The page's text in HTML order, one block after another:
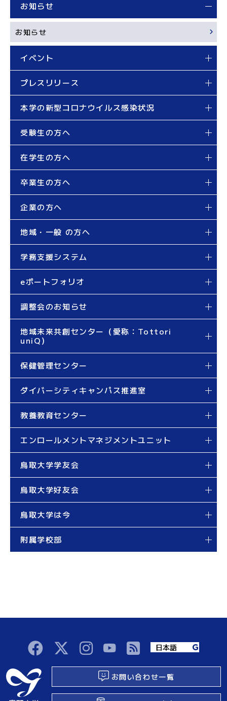
お知らせ
お知らせ
イベント
プレスリリース
本学の新型コロナウイルス感染状況
受験生の方へ
在学生の方へ
卒業生の方へ
企業の方へ
地域・一般 の方へ
学務支援システム
eポートフォリオ
調整会のお知らせ
地域未来共創センター（愛称：Tottori
uniQ）
保健管理センター
ダイバーシティキャンパス推進室
教養教育センター
エンロールメントマネジメントユニット
鳥取大学学友会
鳥取大学好友会
鳥取大学は今
附属学校部
お問い合わせ一覧